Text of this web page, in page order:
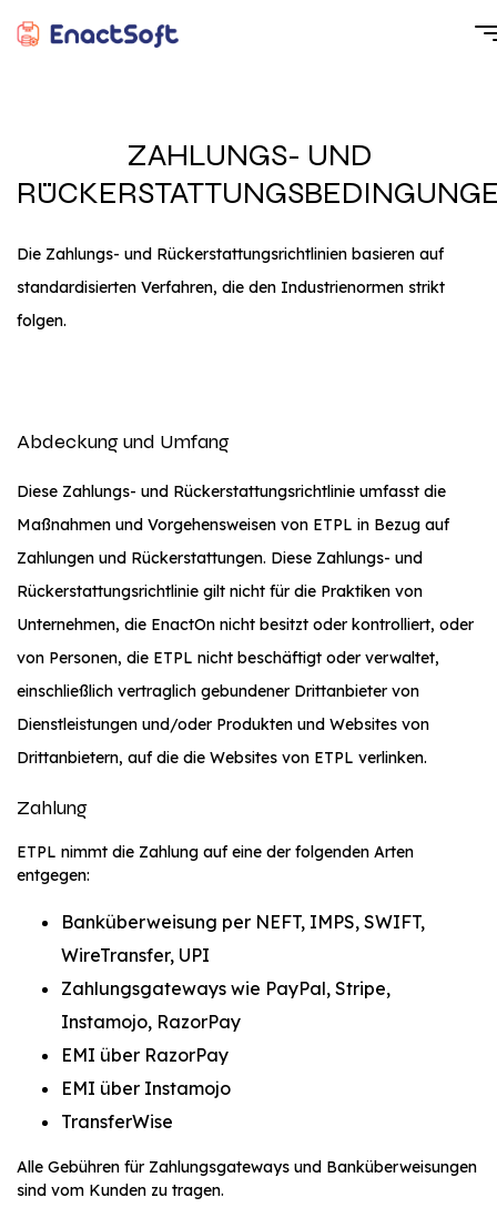
ZAHLUNGS- UND
Die Zahlungs- und Rückerstattungsrichtlinien basieren auf
standardisierten Verfahren, die den Industrienormen strikt
folgen.
Abdeckung und Umfang
Diese Zahlungs- und Rückerstattungsrichtlinie umfasst die
Maßnahmen und Vorgehensweisen von ETPL in Bezug auf
Zahlungen und Rückerstattungen. Diese Zahlungs- und
Rückerstattungsrichtlinie gilt nicht für die Praktiken von
Unternehmen, die EnactOn nicht besitzt oder kontrolliert, oder
von Personen, die ETPL nicht beschäftigt oder verwaltet,
einschließlich vertraglich gebundener Drittanbieter von
Dienstleistungen und/oder Produkten und Websites von
Drittanbietern, auf die die Websites von ETPL verlinken.
Zahlung
ETPL nimmt die Zahlung auf eine der folgenden Arten
entgegen:
Banküberweisung per NEFT, IMPS, SWIFT,
WireTransfer, UPI
Zahlungsgateways wie PayPal, Stripe,
Instamojo, RazorPay
EMI über RazorPay
EMI über Instamojo
TransferWise
Alle Gebühren für Zahlungsgateways und Banküberweisungen
sind vom Kunden zu tragen.